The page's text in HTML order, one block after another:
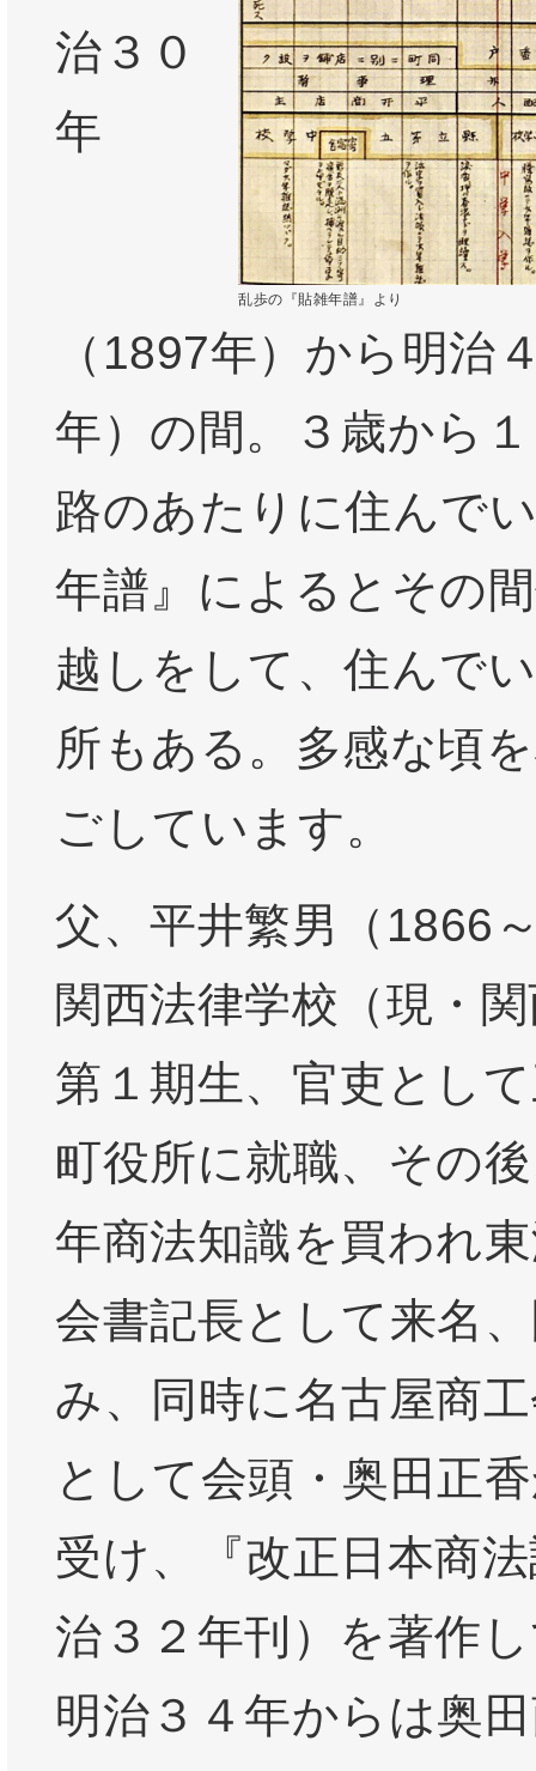
乱歩の『貼雑年譜』より
治３０
年
（1897年）から明治
年）の間。３歳から
路のあたりに住んで
年譜』によるとその
越しをして、住んで
所もある。多感な頃
ごしています。
父、平井繁男（1866
関西法律学校（現・
第１期生、官吏とし
町役所に就職、その
年商法知識を買われ
会書記長として来名
み、同時に名古屋商
として会頭・奥田正
受け、『改正日本商
治３２年刊）を著作
明治３４年からは奥